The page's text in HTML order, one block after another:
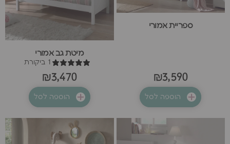
ספריית אמורי
₪3,590
הוספה לסל
מיטת גב אמורי
1 ביקורת
₪3,470
הוספה לסל